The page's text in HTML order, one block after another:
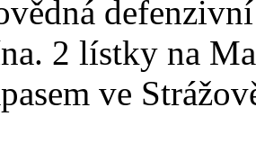
2 lístky na
ve